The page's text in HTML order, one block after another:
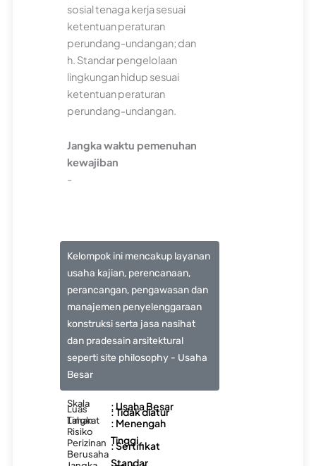
sosial tenaga kerja sesuai
ketentuan peraturan
perundang-undangan; dan
h. Standar pengelolaan
lingkungan hidup sesuai
ketentuan peraturan
perundang-undangan.
Jangka waktu pemenuhan
kewajiban
-
Kelompok ini mencakup layanan
usaha kajian, perencanaan,
perancangan, pengawasan dan
manajemen penyelenggaraan
konstruksi serta jasa nasihat
dan pradesain arsitektural
seperti site philosophy - Usaha
Besar
Skala : Usaha Besar
Luas
Lahan
: Tidak diatur
Tingkat
Risiko
: Menengah
Tinggi
Perizinan
Berusaha
: Sertifikat
Standar